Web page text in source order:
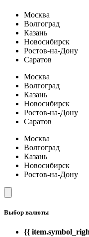
Москва
Волгоград
Казань
Новосибирск
Ростов-на-Дону
Саратов
Москва
Волгоград
Казань
Новосибирск
Ростов-на-Дону
Саратов
Москва
Волгоград
Казань
Новосибирск
Ростов-на-Дону
Выбор валюты
{{